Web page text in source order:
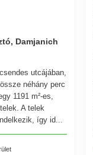
Damjanich
utcájában,
néhány perc
1191 m²-es,
A telek
így id...